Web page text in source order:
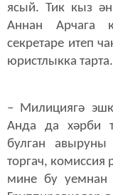
ясый. Тик кыз
Аннан Арчага
секретаре итеп
юристлыкка тарта.
– Милициягә
Анда да хәрби
булган
торгач, комиссия
мине бу уемнан